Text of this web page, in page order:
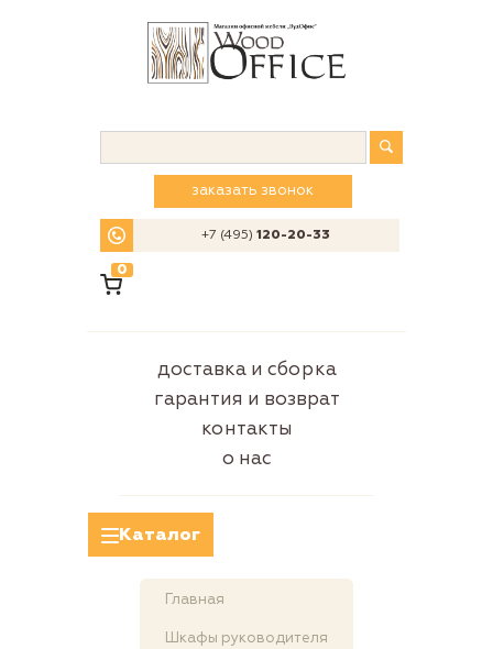
заказать звонок
+7 (495)120-20-33
0
доставка и сборка
гарантия и возврат
контакты
о нас
Каталог
Главная
Шкафы руководителя